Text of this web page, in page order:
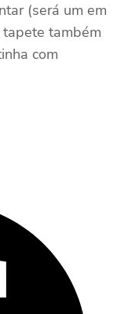
(será um em
também
com